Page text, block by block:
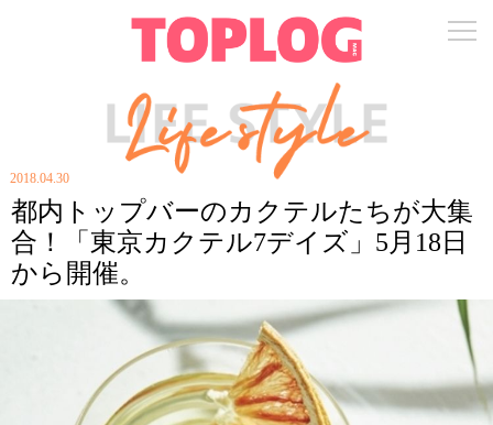
2018.04.30
都内トップバーのカクテルたちが大集
合！「東京カクテル7デイズ」5月18日
から開催。